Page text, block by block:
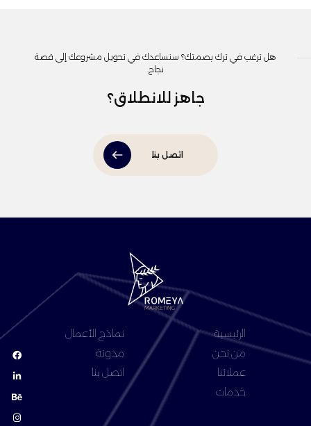
هل ترغب في ترك بصمتك؟ سنساعدك في تحويل مشروعك إلى قصة
نجاح.
جاهز للانطلاق؟
اتصل بنا
الرئيسية
من نحن
عملائنا
خدمات
نماذج الأعمال
مدونة
اتصل بنا